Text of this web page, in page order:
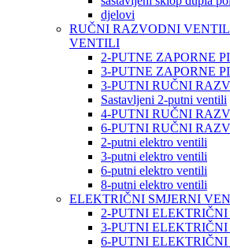
djelovi
RUČNI RAZVODNI
VENTILI
2-PUTNE ZAPORNE
3-PUTNE ZAPORNE
3-PUTNI RUČNI
Sastavljeni 2-putni ventili
4-PUTNI RUČNI
6-PUTNI RUČNI
2-putni elektro ventili
3-putni elektro ventili
6-putni elektro ventili
8-putni elektro ventili
ELEKTRIČNI SMJERNI
2-PUTNI
3-PUTNI
6-PUTNI